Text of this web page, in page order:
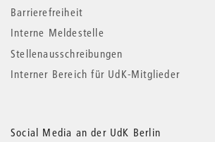
Barrierefreiheit
Interne Meldestelle
Stellenausschreibungen
Interner Bereich für UdK-Mitglieder
Social Media an der UdK Berlin